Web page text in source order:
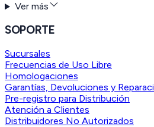
Ver más
SOPORTE
Sucursales
Frecuencias de Uso Libre
Homologaciones
Garantías, Devoluciones y
Pre-registro para Distribución
Atención a Clientes
Distribuidores No Autorizados